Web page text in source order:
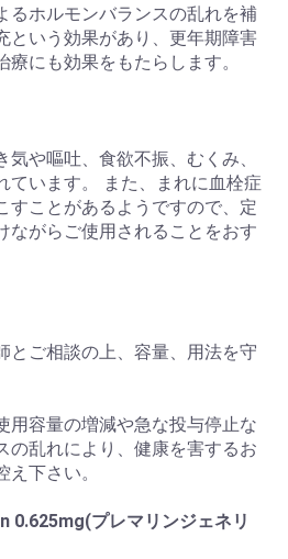
ける カートへ進む
るホルモンバランスの乱れを補
という効果があり、更年期障害
にも効果をもたらします。
や嘔吐、食欲不振、むくみ、
ています。 また、まれに血栓症
すことがあるようですので、定
ながらご使用されることをおす
とご相談の上、容量、用法を守
用容量の増減や急な投与停止な
の乱れにより、健康を害するお
下さい。
0.625mg(プレマリンジェネリ